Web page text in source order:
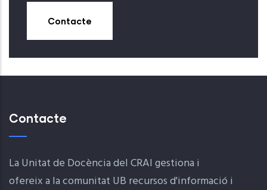
Contacte
Contacte
La Unitat de Docència del CRAI gestiona i
ofereix a la comunitat UB recursos d'informació i